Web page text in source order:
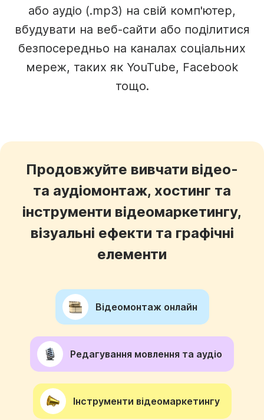
або аудіо (.mp3) на свій комп'ютер,
вбудувати на веб-сайти або поділитися
безпосередньо на каналах соціальних
мереж, таких як YouTube, Facebook
тощо.
Продовжуйте вивчати відео-
та аудіомонтаж, хостинг та
інструменти відеомаркетингу,
візуальні ефекти та графічні
елементи
Відеомонтаж онлайн
Редагування мовлення та аудіо
Інструменти відеомаркетингу